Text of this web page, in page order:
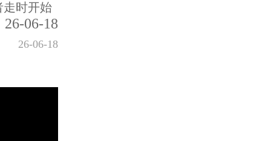
走时开始
26-06-18
26-06-18